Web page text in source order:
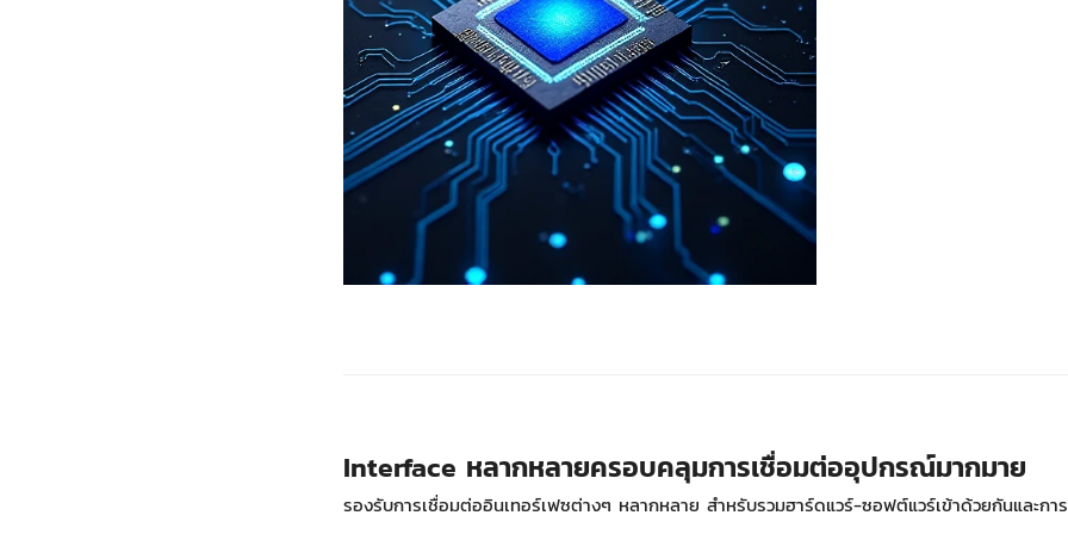
Interface หลากหลายครอบคลุมการเชื่อมต่ออุปกรณ์มากมาย
รองรับการเชื่อมต่ออินเทอร์เฟซต่างๆ หลากหลาย สำหรับรวมฮาร์ดแวร์-ซอฟต์แวร์เข้าด้วยกันและ